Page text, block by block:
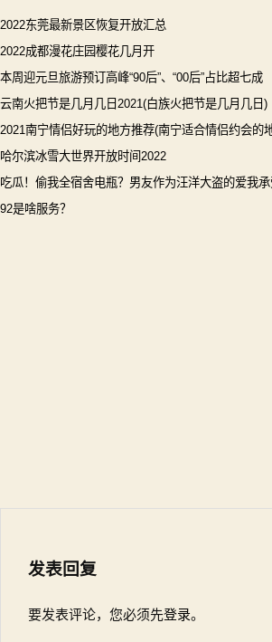
2022东莞最新景区恢复开放汇总
2022成都漫花庄园樱花几月开
本周迎元旦旅游预订高峰“90后”、“00后”占比超七成
云南火把节是几月几日2021(白族火把节是几月几日)
2021南宁情侣好玩的地方推荐(南宁适合情侣约会的
哈尔滨冰雪大世界开放时间2022
吃瓜！偷我全宿舍电瓶？男友作为汪洋大盗的爱我承
92是啥服务？
发表回复
要发表评论，您必须先登录。